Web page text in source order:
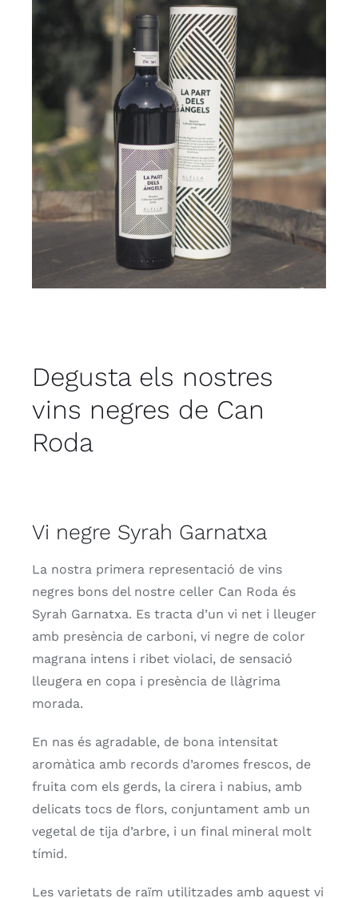
Degusta els nostres
vins negres de Can
Roda
Vi negre Syrah Garnatxa
La nostra primera representació de vins
negres bons del nostre celler Can Roda és
Syrah Garnatxa. Es tracta d’un vi net i lleuger
amb presència de carboni, vi negre de color
magrana intens i ribet violaci, de sensació
lleugera en copa i presència de llàgrima
morada.
En nas és agradable, de bona intensitat
aromàtica amb records d’aromes frescos, de
fruita com els gerds, la cirera i nabius, amb
delicats tocs de flors, conjuntament amb un
vegetal de tija d’arbre, i un final mineral molt
tímid.
Les varietats de raïm utilitzades amb aquest vi